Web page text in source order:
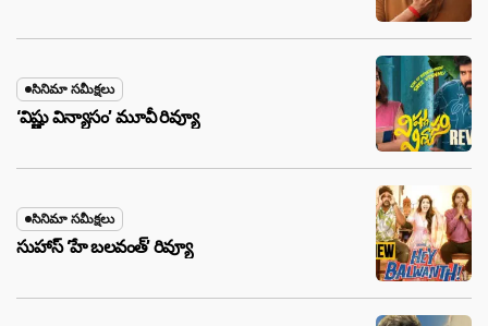
సినిమా సమీక్షలు
‘విష్ణు విన్యాసం’ మూవీ రివ్యూ
సినిమా సమీక్షలు
సుహాస్ ‘హే బలవంత్’ రివ్యూ